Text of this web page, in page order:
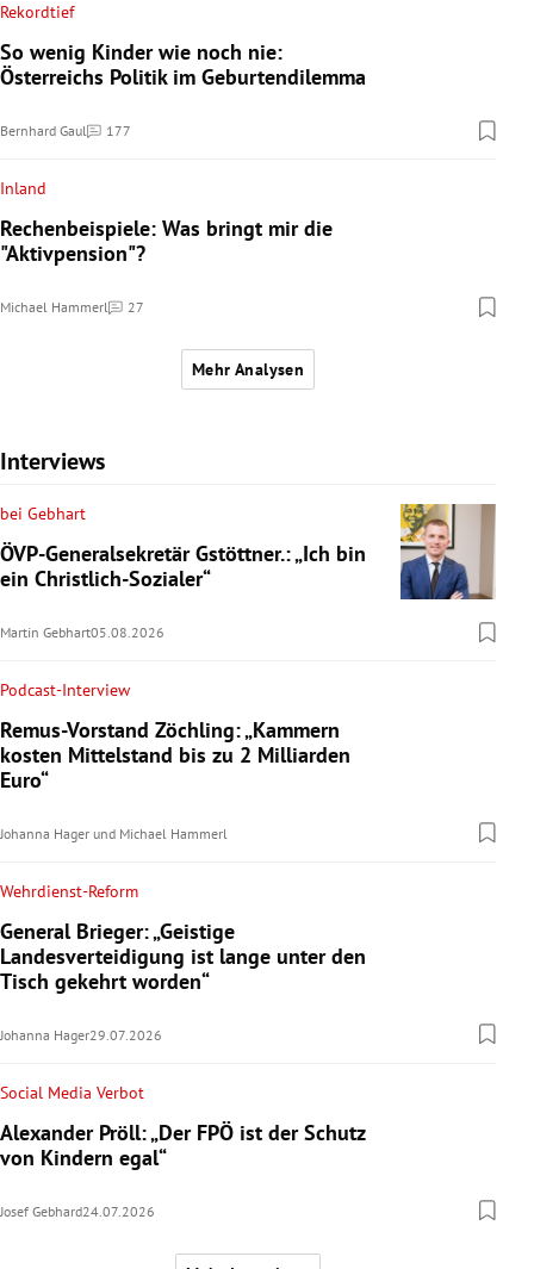
Rekordtief
So wenig Kinder wie noch nie:
Österreichs Politik im Geburtendilemma
Bernhard Gaul 177
Kommentare
Inland
Rechenbeispiele: Was bringt mir die
"Aktivpension"?
Michael Hammerl 27
Kommentare
Mehr Analysen
Interviews
bei Gebhart
ÖVP-Generalsekretär Gstöttner.: „Ich bin
ein Christlich-Sozialer“
Martin Gebhart05.08.2026
Podcast-Interview
Remus-Vorstand Zöchling: „Kammern
kosten Mittelstand bis zu 2 Milliarden
Euro“
Johanna Hager und Michael Hammerl
Wehrdienst-Reform
General Brieger: „Geistige
Landesverteidigung ist lange unter den
Tisch gekehrt worden“
Johanna Hager29.07.2026
Social Media Verbot
Alexander Pröll: „Der FPÖ ist der Schutz
von Kindern egal“
Josef Gebhard24.07.2026